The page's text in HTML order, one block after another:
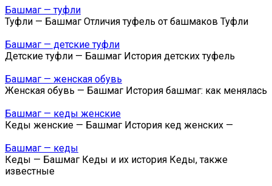
Башмаг — туфли
Туфли — Башмаг Отличия туфель от башмаков Туфли
Башмаг — детские туфли
Детские туфли — Башмаг История детских туфель
Башмаг — женская обувь
Женская обувь — Башмаг История башмаг: как менялась
Башмаг — кеды женские
Кеды женские — Башмаг История кед женских —
Башмаг — кеды
Кеды — Башмаг Кеды и их история Кеды, также
известные